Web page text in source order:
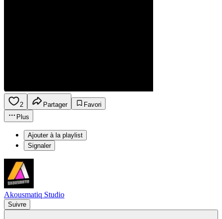
2 Partager
Favori
Plus
Ajouter à la playlist
Signaler
Akousmatiq Studio
Suivre